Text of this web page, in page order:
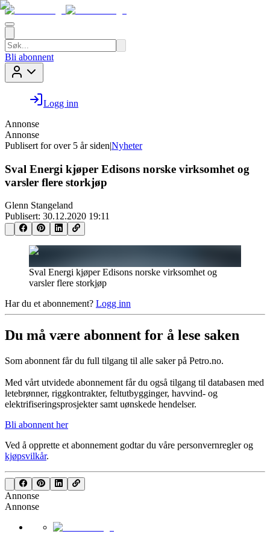
Bli abonnent
Logg inn
Annonse
Annonse
Publisert for over 5 år siden|Nyheter
Sval Energi kjøper Edisons norske virksomhet og
varsler flere storkjøp
Glenn Stangeland
Publisert: 30.12.2020 19:11
Sval Energi kjøper Edisons norske virksomhet og
varsler flere storkjøp
Har du et abonnement? Logg inn
Du må være abonnent for å lese saken
Som abonnent får du full tilgang til alle saker på Petro.no.
Med vårt utvidede abonnement får du også tilgang til databasen med
letebrønner, riggkontrakter, feltutbygginger, havvind- og
elektrifiseringsprosjekter samt uønskede hendelser.
Bli abonnent her
Ved å opprette et abonnement godtar du våre personvernreglerog
kjøpsvilkår.
Annonse
Annonse